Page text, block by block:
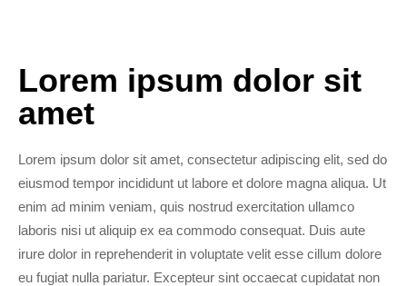
Lorem ipsum dolor sit
amet
Lorem ipsum dolor sit amet, consectetur adipiscing elit, sed do
eiusmod tempor incididunt ut labore et dolore magna aliqua. Ut
enim ad minim veniam, quis nostrud exercitation ullamco
laboris nisi ut aliquip ex ea commodo consequat. Duis aute
irure dolor in reprehenderit in voluptate velit esse cillum dolore
eu fugiat nulla pariatur. Excepteur sint occaecat cupidatat non